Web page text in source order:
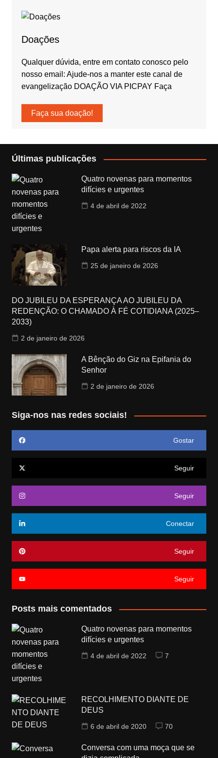
Doações
Qualquer dúvida, entre em contato conosco pelo
nosso email: Ajude-nos a manter este canal de
evangelização DOAÇÃO VIA PICPAY Faça
Faça sua doação!
Últimas publicações
Quatro novenas para momentos
difícies e urgentes
4 de abril de 2022
Papa alerta para riscos da IA
25 de janeiro de 2026
DO JUBILEU DA ESPERANÇA AO JUBILEU DA
REDENÇÃO: O CHAMADO À FÉ COTIDIANA (2025–
2033)
2 de janeiro de 2026
A Bênção do Giz na Epifania do
Senhor
2 de janeiro de 2026
Siga-nos nas redes sociais!
Gostar
Seguir
Seguir
Conectar
Seguir
Seguir
Posts mais comentados
Quatro novenas para momentos
difícies e urgentes
4 de abril de 2022 7
RECOLHIMENTO DIANTE DE
DEUS
6 de abril de 2020 70
Conversa com uma moça que se